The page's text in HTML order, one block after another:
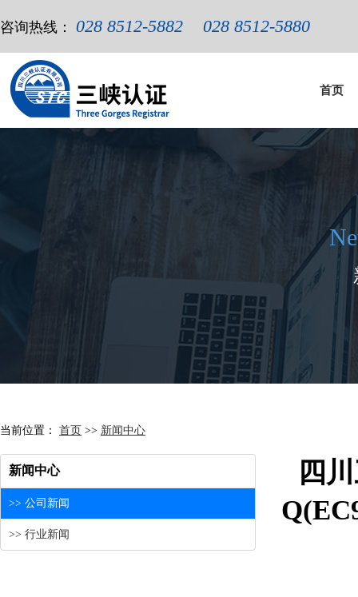
咨询热线： 028 8512-5882 028 8512-5880
首页
当前位置： 首页 >> 新闻中心
新闻中心
>> 公司新闻
>> 行业新闻
四